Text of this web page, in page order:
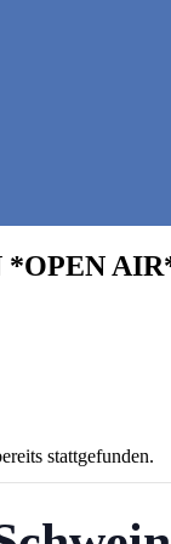
*OPEN
stattgefunden.